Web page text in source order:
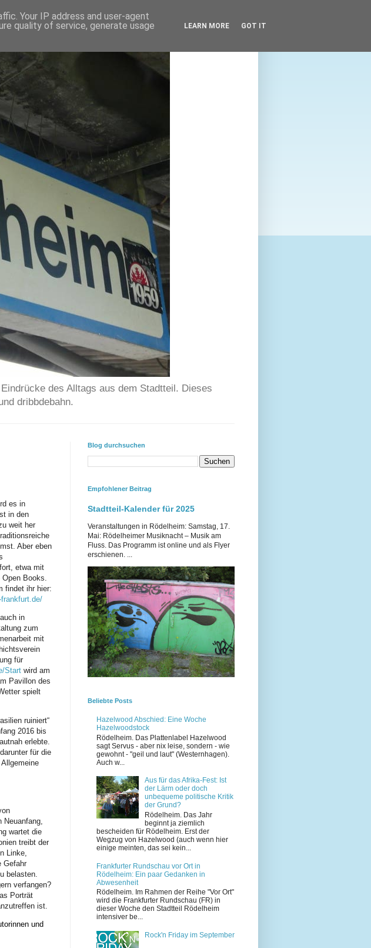
des Alltags aus dem Stadtteil. Dieses
dribbdebahn.
es in
in den
weit her
Aber eben
etwa mit
Open Books.
findet ihr hier:
in
zum
mit
für
Start wird am
Pavillon des
spielt
ruiniert“
2016 bis
erlebte.
für die
wartet die
treibt der
Linke,
Gefahr
belasten.
verfangen?
Porträt
ist.
und
Blog durchsuchen
Empfohlener Beitrag
Stadtteil-Kalender für 2025
Veranstaltungen in Rödelheim: Samstag, 17.
Mai: Rödelheimer Musiknacht – Musik am
Fluss. Das Programm ist online und als Flyer
erschienen. ...
Beliebte Posts
Hazelwood Abschied: Eine Woche
Hazelwoodstock
Rödelheim. Das Plattenlabel Hazelwood
sagt Servus - aber nix leise, sondern - wie
gewohnt - "geil und laut" (Westernhagen).
Auch w...
Aus für das Afrika-Fest: Ist
der Lärm oder doch
unbequeme politische Kritik
der Grund?
Rödelheim. Das Jahr
beginnt ja ziemlich
bescheiden für Rödelheim. Erst der
Wegzug von Hazelwood (auch wenn hier
einige meinten, das sei kein...
Frankfurter Rundschau vor Ort in
Rödelheim: Ein paar Gedanken in
Abwesenheit
Rödelheim. Im Rahmen der Reihe "Vor Ort"
wird die Frankfurter Rundschau (FR) in
dieser Woche den Stadtteil Rödelheim
intensiver be...
Rock'n Friday im September
Your IP address and user-agent
quality of service, generate usage
LEARN MORE GOT IT